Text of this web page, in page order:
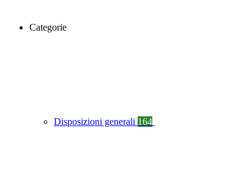
Categorie
Disposizioni generali 164